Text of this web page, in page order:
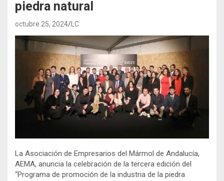
piedra natural
octubre 25, 2024 LC
La Asociación de Empresarios del Mármol de Andalucía,
AEMA, anuncia la celebración de la tercera edición del
“Programa de promoción de la industria de la piedra